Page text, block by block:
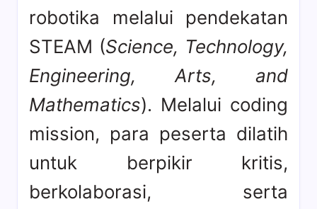
robotika melalui pendekatan
STEAM (Science, Technology,
Engineering, Arts, and
Mathematics). Melalui coding
mission, para peserta dilatih
untuk berpikir kritis,
berkolaborasi, serta